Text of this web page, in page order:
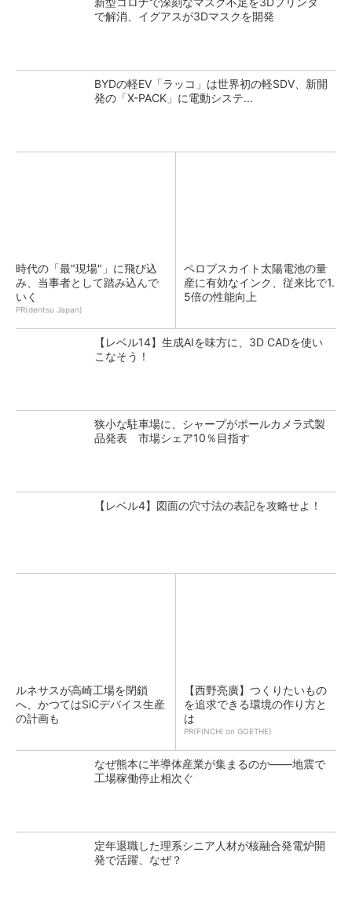
で解消、イグアスが3Dマスクを開発
BYDの軽EV「ラッコ」は世界初の軽SDV、新開
発の「X-PACK」に電動システ...
時代の「最"現場"」に飛び込
み、当事者として踏み込んで
いく
PR(dentsu Japan)
ペロブスカイト太陽電池の量
産に有効なインク、従来比で1.
5倍の性能向上
【レベル14】生成AIを味方に、3D CADを使い
こなそう！
狭小な駐車場に、シャープがポールカメラ式製
品発表 市場シェア10％目指す
【レベル4】図面の穴寸法の表記を攻略せよ！
ルネサスが高崎工場を閉鎖
へ、かつてはSiCデバイス生産
の計画も
【西野亮廣】つくりたいもの
を追求できる環境の作り方と
は
PR(FINCHI on GOETHE)
なぜ熊本に半導体産業が集まるのか――地震で
工場稼働停止相次ぐ
定年退職した理系シニア人材が核融合発電炉開
発で活躍、なぜ？